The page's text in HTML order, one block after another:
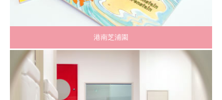
港南芝浦園